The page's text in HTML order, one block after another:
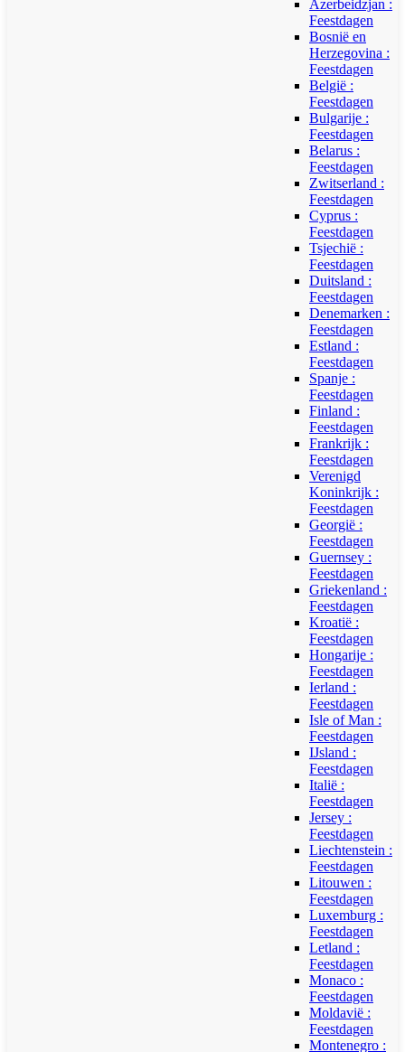
Azerbeidzjan :
Feestdagen
Bosnië en
Herzegovina :
Feestdagen
België :
Feestdagen
Bulgarije :
Feestdagen
Belarus :
Feestdagen
Zwitserland :
Feestdagen
Cyprus :
Feestdagen
Tsjechië :
Feestdagen
Duitsland :
Feestdagen
Denemarken :
Feestdagen
Estland :
Feestdagen
Spanje :
Feestdagen
Finland :
Feestdagen
Frankrijk :
Feestdagen
Verenigd
Koninkrijk :
Feestdagen
Georgië :
Feestdagen
Guernsey :
Feestdagen
Griekenland :
Feestdagen
Kroatië :
Feestdagen
Hongarije :
Feestdagen
Ierland :
Feestdagen
Isle of Man :
Feestdagen
IJsland :
Feestdagen
Italië :
Feestdagen
Jersey :
Feestdagen
Liechtenstein :
Feestdagen
Litouwen :
Feestdagen
Luxemburg :
Feestdagen
Letland :
Feestdagen
Monaco :
Feestdagen
Moldavië :
Feestdagen
Montenegro :